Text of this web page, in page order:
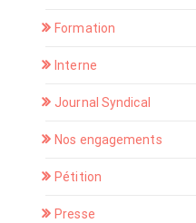
Formation
Interne
Journal Syndical
Nos engagements
Pétition
Presse